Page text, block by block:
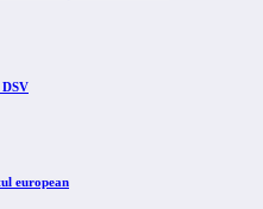
european